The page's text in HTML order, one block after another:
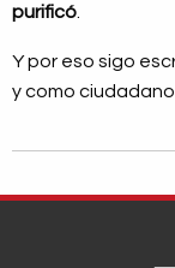
purificó
Y por eso sigo
y como